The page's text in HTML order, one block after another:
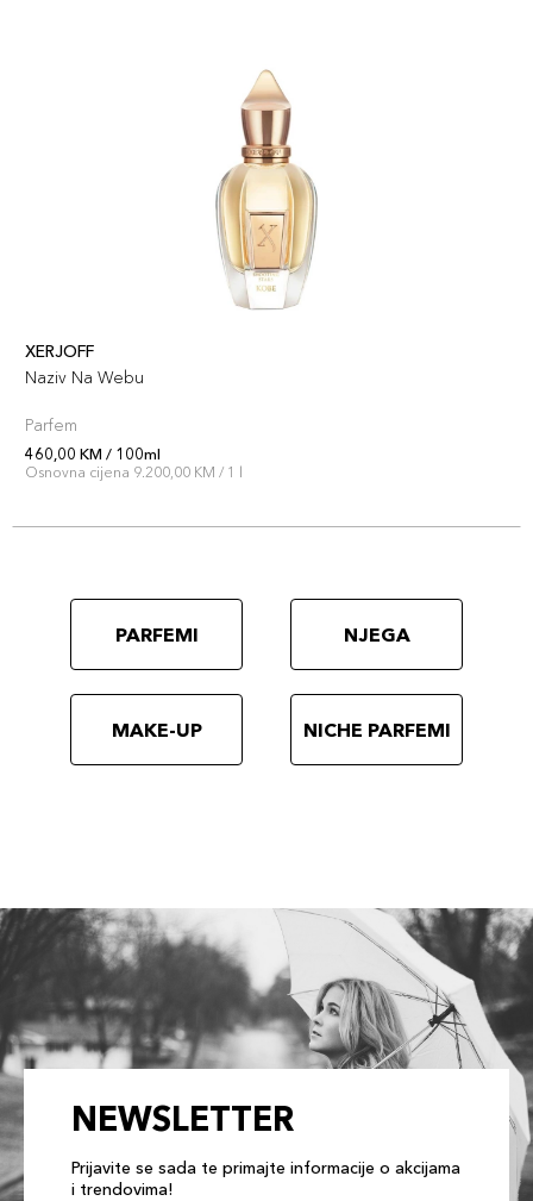
XERJOFF
Naziv Na Webu
Parfem
460,00 KM / 100ml
Osnovna cijena 9.200,00 KM / 1 l
PARFEMI NJEGA
MAKE-UP NICHE PARFEMI
NEWSLETTER
Prijavite se sada te primajte informacije o akcijama
i trendovima!